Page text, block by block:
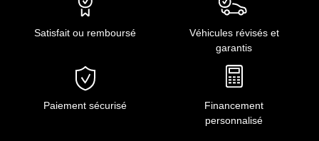
Satisfait ou remboursé
Véhicules révisés et
garantis
Paiement sécurisé
Financement
personnalisé